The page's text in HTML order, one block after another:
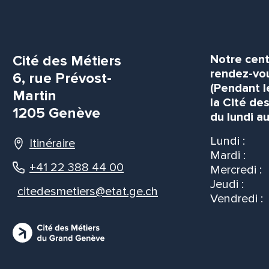
Cité des Métiers
6, rue Prévost-
Martin
1205 Genève
Itinéraire
+41 22 388 44 00
citedesmetiers@etat.ge.ch
Notre
rendez-
(Pendant
la Cité
du lundi
Lundi :
Mardi :
Mercredi :
Jeudi :
Vendredi :